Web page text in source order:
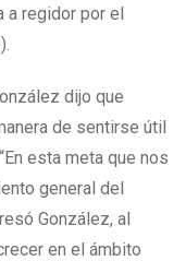
a regidor por el
dijo que
de sentirse útil
esta meta que nos
general del
González, al
en el ámbito